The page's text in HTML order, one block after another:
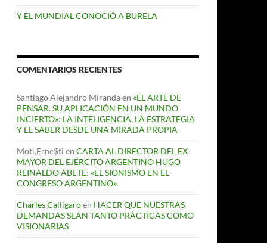
Y EL MUNDIAL CONOCIÓ A BURELA
COMENTARIOS RECIENTES
Santiago Alejandro Mirandaen «EL ARTE DE
PENSAR. SU APLICACIÓN EN UN MUNDO
INCIERTO»: LA INTELIGENCIA, LA ESTRATEGIA
Y EL SABER DESDE UNA MIRADA PROPIA
Moti,Erne$ti en CARTA AL DIRECTOR DEL EX
MAYOR DEL EJÉRCITO ARGENTINO HUGO
REINALDO ABETE: «EL SIONISMO EN EL
CONGRESO ARGENTINO»
Charles Calligaroen HACER QUE NUESTRAS
DEMANDAS SEAN TANTO PRÁCTICAS COMO
VISIONARIAS